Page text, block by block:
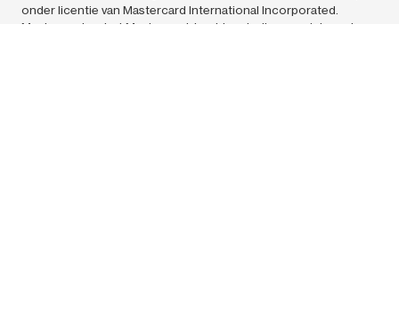
onder licentie van Mastercard International Incorporated.
Mastercard en het Mastercard-beeldmerk zijn geregistreerde